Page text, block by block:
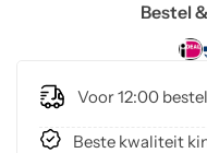
Bestel
Voor 12:00
Beste kwaliteit